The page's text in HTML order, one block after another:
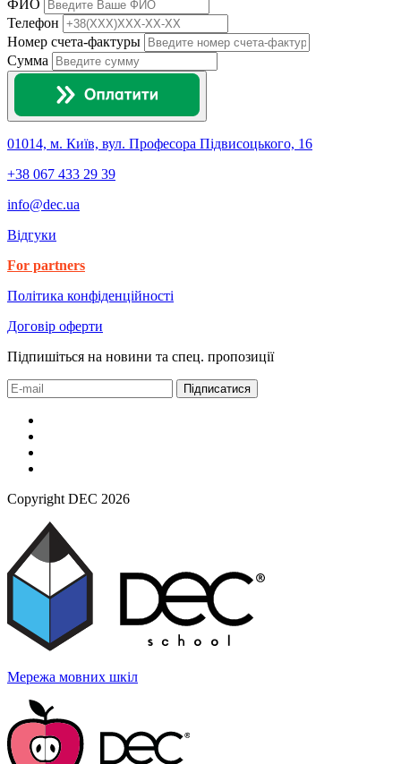
ФИО
Телефон
Номер счета-фактуры
Сумма
01014, м. Київ, вул. Професора Підвисоцького, 16
+38 067 433 29 39
info@dec.ua
Відгуки
For partners
Політика конфіденційності
Договір оферти
Підпишіться на новини та спец. пропозиції
Підписатися
Copyright DEC 2026
Мережа мовних шкіл